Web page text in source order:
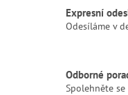
Expresní
Odesíláme v
Odborné
Spolehněte